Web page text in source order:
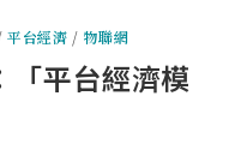
平台經濟 / 物聯網
「平台經濟模